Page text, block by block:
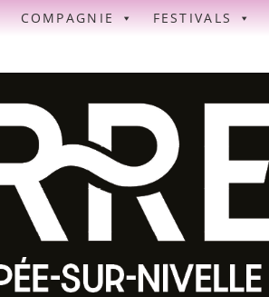
COMPAGNIE FESTIVALS